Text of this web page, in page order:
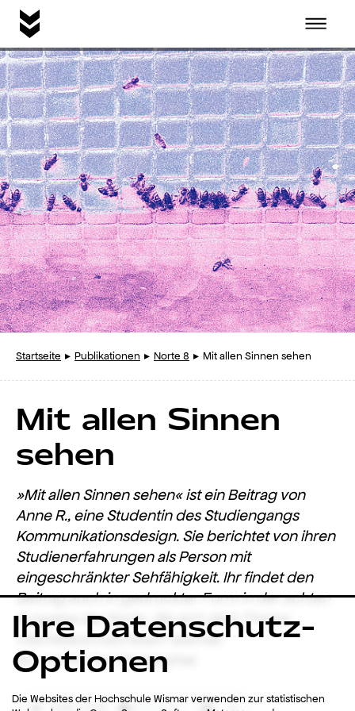
Startseite
Idee
Publikationen
Instagram
Startseite Publikationen Norte 8 Mit allen Sinnen sehen
Ihre Datenschutz-
Optionen
Die Websites der Hochschule Wismar verwenden zur statistischen
Mit allen Sinnen
sehen
»Mit allen Sinnen sehen« ist ein Beitrag von
Anne R., eine Studentin des Studiengangs
Kommunikationsdesign. Sie berichtet von ihren
Studienerfahrungen als Person mit
eingeschränkter Sehfähigkeit. Ihr findet den
Beitrag auch in gedruckter Form in der achten
Ausgabe der Norte, die sich dem Thema
»Sichtbar/Unsichtbar«widmet.
Es spricht Carl Christophel.